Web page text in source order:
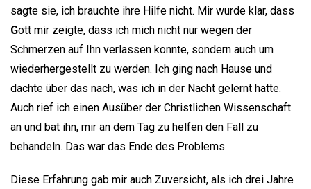
sagte sie, ich brauchte ihre Hilfe nicht. Mir wurde klar, dass
Gott mir zeigte, dass ich mich nicht nur wegen der
Schmerzen auf Ihn verlassen konnte, sondern auch um
wiederhergestellt zu werden. Ich ging nach Hause und
dachte über das nach, was ich in der Nacht gelernt hatte.
Auch rief ich einen Ausüber der Christlichen Wissenschaft
an und bat ihn, mir an dem Tag zu helfen den Fall zu
behandeln. Das war das Ende des Problems.
Diese Erfahrung gab mir auch Zuversicht, als ich drei Jahre